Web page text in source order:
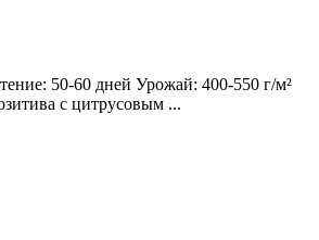
50-60 дней Урожай: 400-550 г/м²
с цитрусовым ...